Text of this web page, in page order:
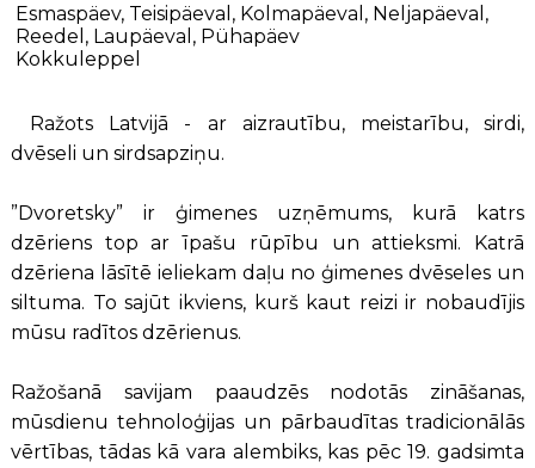
Esmaspäev, Teisipäeval, Kolmapäeval, Neljapäeval,
Reedel, Laupäeval, Pühapäev
Kokkuleppel
Ražots Latvijā - ar aizrautību, meistarību, sirdi,
dvēseli un sirdsapziņu.
”Dvoretsky” ir ģimenes uzņēmums, kurā katrs
dzēriens top ar īpašu rūpību un attieksmi. Katrā
dzēriena lāsītē ieliekam daļu no ģimenes dvēseles un
siltuma. To sajūt ikviens, kurš kaut reizi ir nobaudījis
mūsu radītos dzērienus.
Ražošanā savijam paaudzēs nodotās zināšanas,
mūsdienu tehnoloģijas un pārbaudītas tradicionālās
vērtības, tādas kā vara alembiks, kas pēc 19. gadsimta